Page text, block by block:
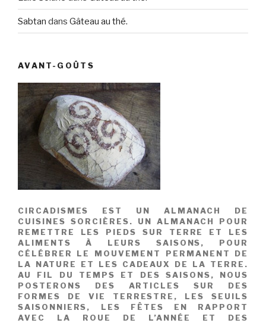
Sabtan dans Gâteau au thé.
AVANT-GOÛTS
CIRCADISMES EST UN ALMANACH DE
CUISINES SORCIÈRES. UN ALMANACH POUR
REMETTRE LES PIEDS SUR TERRE ET LES
ALIMENTS À LEURS SAISONS, POUR
CÉLÉBRER LE MOUVEMENT PERMANENT DE
LA NATURE ET LES CADEAUX DE LA TERRE.
AU FIL DU TEMPS ET DES SAISONS, NOUS
POSTERONS DES ARTICLES SUR DES
FORMES DE VIE TERRESTRE, LES SEUILS
SAISONNIERS, LES FÊTES EN RAPPORT
AVEC LA ROUE DE L’ANNÉE ET DES